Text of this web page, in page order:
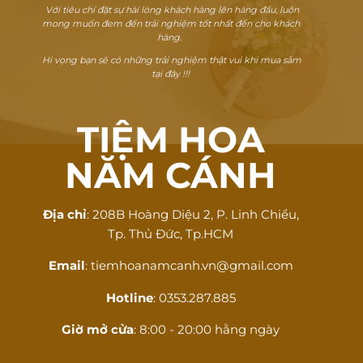
Với tiêu chí đặt sự hài lòng khách hàng lên hàng đầu, luôn
mong muốn đem đến trải nghiệm tốt nhất đến cho khách
hàng.
Hi vọng bạn sẽ có những trải nghiệm thật vui khi mua sắm
tại đây !!!
TIỆM HOA
NĂM CÁNH
Địa chỉ: 208B Hoàng Diệu 2, P. Linh Chiểu,
Tp. Thủ Đức, Tp.HCM
Email: tiemhoanamcanh.vn@gmail.com
Hotline: 0353.287.885
Giờ mở cửa: 8:00 - 20:00 hằng ngày